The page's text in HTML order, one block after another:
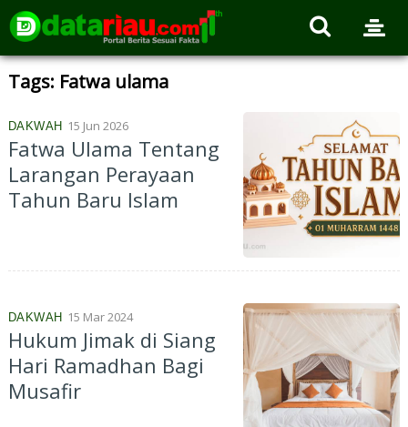
Tags: Fatwa ulama
DAKWAH 15 Jun 2026
Fatwa Ulama Tentang
Larangan Perayaan
Tahun Baru Islam
DAKWAH 15 Mar 2024
Hukum Jimak di Siang
Hari Ramadhan Bagi
Musafir